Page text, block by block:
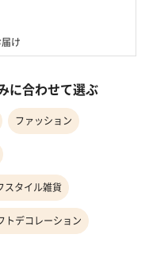
け
に合わせて選ぶ
ファッション
スタイル雑貨
トデコレーション